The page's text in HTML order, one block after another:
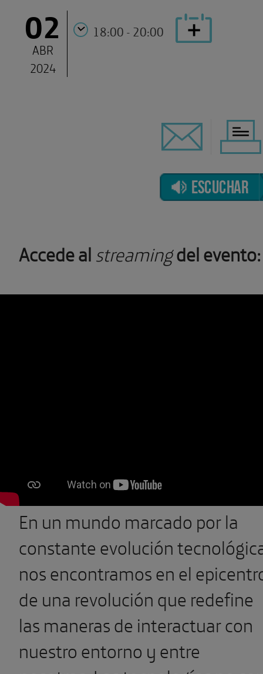
02
ABR
2024
18:00 - 20:00
ESCUCHAR
Accede alstreamingdel evento:
En un mundo marcado por la
constante evolución
nos encontramos en el
de una revolución que redefine
las maneras de interactuar con
nuestro entorno y entre